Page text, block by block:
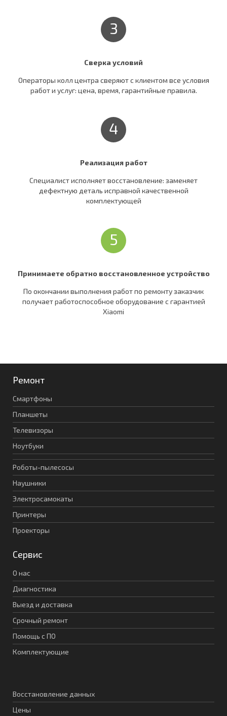
3
Сверка условий
Операторы колл центра сверяют c клиентом все условия
работ и услуг: цена, время, гарантийные правила.
4
Реализация работ
Специалист исполняет восстановление: заменяет
дефектную деталь исправной качественной
комплектующей
5
Принимаете обратно восстановленное устройство
По окончании выполнения работ по ремонту заказчик
получает работоспособное оборудование c гарантией
Xiaomi
Ремонт
Смартфоны
Планшеты
Телевизоры
Ноутбуки
Роботы-пылесосы
Наушники
Электросамокаты
Принтеры
Проекторы
Сервис
О нас
Диагностика
Выезд и доставка
Срочный ремонт
Помощь с ПО
Комплектующие
Восстановление данных
Цены